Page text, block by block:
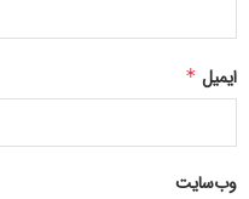
ایمیل*
وب‌سایت